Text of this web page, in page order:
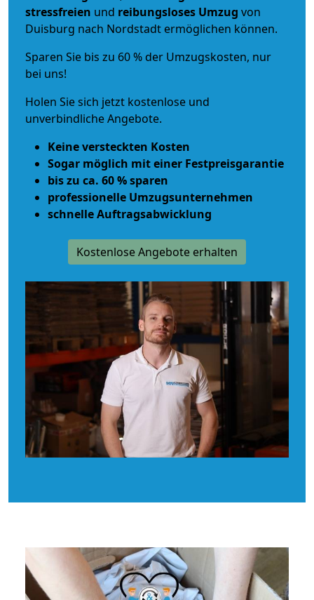
stressfreien und reibungsloses Umzug von
Duisburg nach Nordstadt ermöglichen können.
Sparen Sie bis zu 60 % der Umzugskosten, nur
bei uns!
Holen Sie sich jetzt kostenlose und
unverbindliche Angebote.
Keine versteckten Kosten
Sogar möglich mit einer Festpreisgarantie
bis zu ca. 60 % sparen
professionelle Umzugsunternehmen
schnelle Auftragsabwicklung
Kostenlose Angebote erhalten